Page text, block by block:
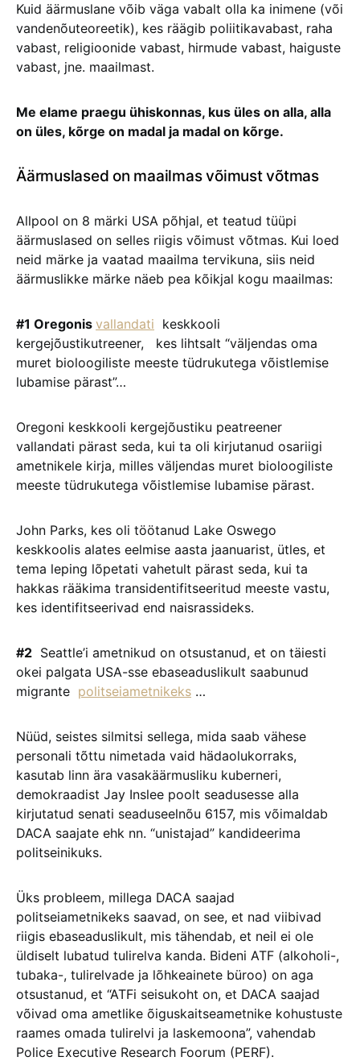
Kuid äärmuslane võib väga vabalt olla ka inimene (või
vandenõuteoreetik), kes räägib poliitikavabast, raha
vabast, religioonide vabast, hirmude vabast, haiguste
vabast, jne. maailmast.
Me elame praegu ühiskonnas, kus üles on alla, alla
on üles, kõrge on madal ja madal on kõrge.
Äärmuslased on maailmas võimust võtmas
Allpool on 8 märki USA põhjal, et teatud tüüpi
äärmuslased on selles riigis võimust võtmas. Kui loed
neid märke ja vaatad maailma tervikuna, siis neid
äärmuslikke märke näeb pea kõikjal kogu maailmas:
#1 Oregonis vallandati keskkooli
kergejõustikutreener, kes lihtsalt “väljendas oma
muret bioloogiliste meeste tüdrukutega võistlemise
lubamise pärast”…
Oregoni keskkooli kergejõustiku peatreener
vallandati pärast seda, kui ta oli kirjutanud osariigi
ametnikele kirja, milles väljendas muret bioloogiliste
meeste tüdrukutega võistlemise lubamise pärast.
John Parks, kes oli töötanud Lake Oswego
keskkoolis alates eelmise aasta jaanuarist, ütles, et
tema leping lõpetati vahetult pärast seda, kui ta
hakkas rääkima transidentifitseeritud meeste vastu,
kes identifitseerivad end naisrassideks.
#2 Seattle’i ametnikud on otsustanud, et on täiesti
okei palgata USA-sse ebaseaduslikult saabunud
migrante politseiametnikeks …
Nüüd, seistes silmitsi sellega, mida saab vähese
personali tõttu nimetada vaid hädaolukorraks,
kasutab linn ära vasakäärmusliku kuberneri,
demokraadist Jay Inslee poolt seadusesse alla
kirjutatud senati seaduseelnõu 6157, mis võimaldab
DACA saajate ehk nn. “unistajad” kandideerima
politseinikuks.
Üks probleem, millega DACA saajad
politseiametnikeks saavad, on see, et nad viibivad
riigis ebaseaduslikult, mis tähendab, et neil ei ole
üldiselt lubatud tulirelva kanda. Bideni ATF (alkoholi-,
tubaka-, tulirelvade ja lõhkeainete büroo) on aga
otsustanud, et “ATFi seisukoht on, et DACA saajad
võivad oma ametlike õiguskaitseametnike kohustuste
raames omada tulirelvi ja laskemoona”, vahendab
Police Executive Research Foorum (PERF).